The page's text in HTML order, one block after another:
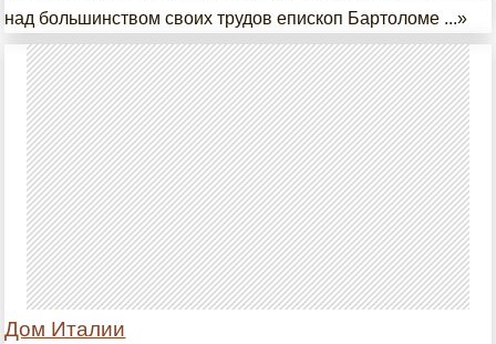
над большинством своих трудов епископ Бартоломе ...»
Дом Италии